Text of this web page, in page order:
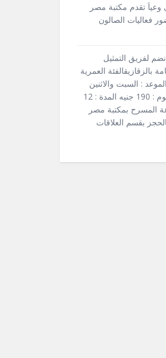
وعياَ تقدم مكتبة مصر
فعاليات الصالون
لفريق التمثيل
بالزقازيقالفئة العمرية
الموعد : السبت والاثنين
والاربعاء الساعة 3 م الرسوم : 190 جنيه المدة : 12
المسرح بمكتبة مصر
بقسم العلاقات